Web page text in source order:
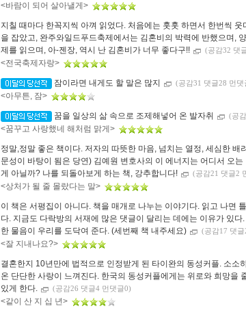
<바람이 되어 살아낼게>
지칠 때마다 한꼭지씩 아껴 읽었다. 처음에는 훗훗 하면서 한번씩
을 잡았고, 완주와일드푸드축제에서는 김혼비의 박력에 반했으며,
제를 읽으며, 아-젠장, 역시 난 김혼비가 너무 좋다구!!
(공감32 댓
<전국축제자랑>
잠이라면 내게도 할 말은 많지 (공감31 댓글28 먼댓
<아무튼, 잠>
꿈을 일상의 삶 속으로 조제해넣어 온 발자취 (공
<꿈꾸고 사랑했네 해처럼 맑게>
정말,정말 좋은 책이다. 저자의 따뜻한 마음, 넘치는 열정, 세심한
문성이 바탕이 됨은 당연) 김예원 변호사의 이 에너지는 어디서 오
게 아닐까? 나를 되돌아보게 하는 책, 강추합니다!
(공감21 댓글2
<상처가 될 줄 몰랐다는 말>
이 책은 서평집이 아니다. 책을 매개로 나누는 이야기다. 읽고 나면
다. 지금도 다락방의 서재에 많은 댓글이 달리는 데에는 이유가 있
한 물음이 우리를 도닥여 준다. (세번째 책 내주세요)
(공감17 댓
<잘 지내나요?>
결혼한지 10년만에 법적으로 인정받게 된 타이완의 동성커플. 소소
온 단단한 사랑이 느껴진다. 한국의 동성커플에게는 위로와 희망을
있게 한다.
(공감26 댓글4 먼댓글0)
<같이 산 지 십 년>